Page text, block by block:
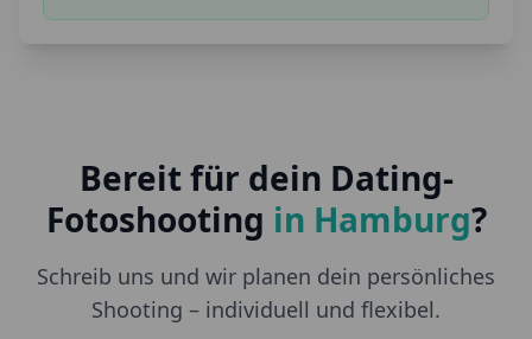
Bereit für dein Dating-
Fotoshooting in Hamburg?
Schreib uns und wir planen dein persönliches
Shooting – individuell und flexibel.